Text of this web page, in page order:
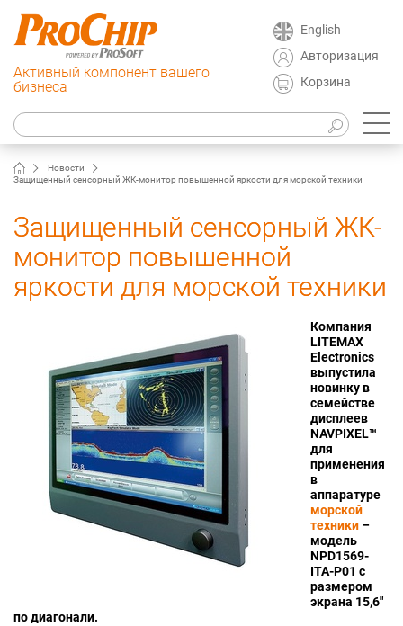
Активный компонент вашего
бизнеса
English
Авторизация
Корзина
Новости
Защищенный сенсорный ЖК-монитор повышенной яркости для морской техники
Защищенный сенсорный ЖК-
монитор повышенной
яркости для морской техники
Компания
LITEMAX
Electronics
выпустила
новинку в
семействе
дисплеев
NAVPIXEL™
для
применения
в
аппаратуре
морской
техники –
модель
NPD1569-
ITA-P01 с
размером
экрана 15,6"
по диагонали.